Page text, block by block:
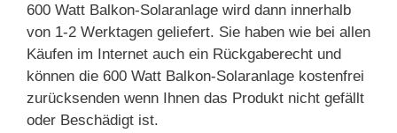
600 Watt Balkon-Solaranlage wird dann innerhalb
von 1-2 Werktagen geliefert. Sie haben wie bei allen
Käufen im Internet auch ein Rückgaberecht und
können die 600 Watt Balkon-Solaranlage kostenfrei
zurücksenden wenn Ihnen das Produkt nicht gefällt
oder Beschädigt ist.